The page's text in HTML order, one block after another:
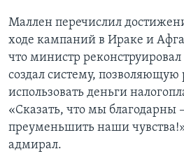
Маллен перечислил
ходе кампаний в Ираке и
что министр
создал систему, позволяющую
использовать деньги
«Сказать, что мы благодарны
преуменьшить наши
адмирал.